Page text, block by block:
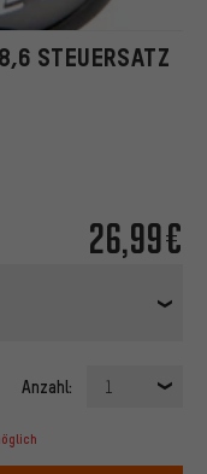
STEUERSATZ
26,99€
Anzahl: 1